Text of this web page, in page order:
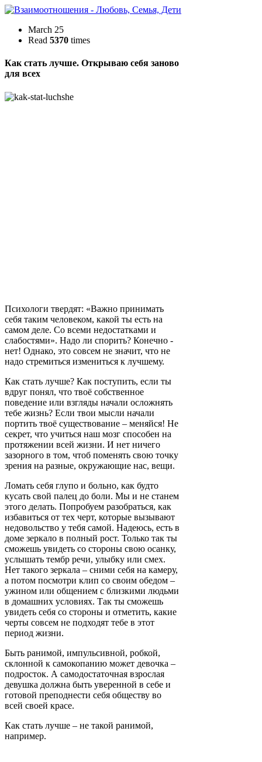
March 25
Read 5370 times
Как стать лучше. Открываю себя заново
для всех
Психологи твердят: «Важно принимать
себя таким человеком, какой ты есть на
самом деле. Со всеми недостатками и
слабостями». Надо ли спорить? Конечно -
нет! Однако, это совсем не значит, что не
надо стремиться измениться к лучшему.
Как стать лучше? Как поступить, если ты
вдруг понял, что твоё собственное
поведение или взгляды начали осложнять
тебе жизнь? Если твои мысли начали
портить твоё существование – меняйся! Не
секрет, что учиться наш мозг способен на
протяжении всей жизни. И нет ничего
зазорного в том, чтоб поменять свою точку
зрения на разные, окружающие нас, вещи.
Ломать себя глупо и больно, как будто
кусать свой палец до боли. Мы и не станем
этого делать. Попробуем разобраться, как
избавиться от тех черт, которые вызывают
недовольство у тебя самой. Надеюсь, есть в
доме зеркало в полный рост. Только так ты
сможешь увидеть со стороны свою осанку,
услышать тембр речи, улыбку или смех.
Нет такого зеркала – сними себя на камеру,
а потом посмотри клип со своим обедом –
ужином или общением с близкими людьми
в домашних условиях. Так ты сможешь
увидеть себя со стороны и отметить, какие
черты совсем не подходят тебе в этот
период жизни.
Быть ранимой, импульсивной, робкой,
склонной к самокопанию может девочка –
подросток. А самодостаточная взрослая
девушка должна быть уверенной в себе и
готовой преподнести себя обществу во
всей своей красе.
Как стать лучше – не такой ранимой,
например.